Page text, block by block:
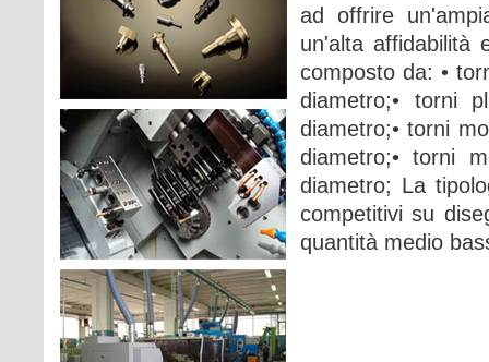
ad offrire
un'alta affidabilità
composto da: •
diametro;• torni
diametro;• torni
diametro;• torni
diametro; La
competitivi su
quantità medio